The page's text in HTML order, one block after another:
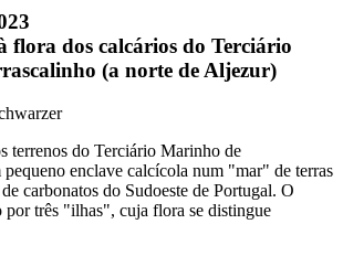
flora dos calcários do Terciário
(a norte de Aljezur)
terrenos do Terciário Marinho de
enclave calcícola num "mar" de terras
carbonatos do Sudoeste de Portugal. O
por três "ilhas", cuja flora se distingue